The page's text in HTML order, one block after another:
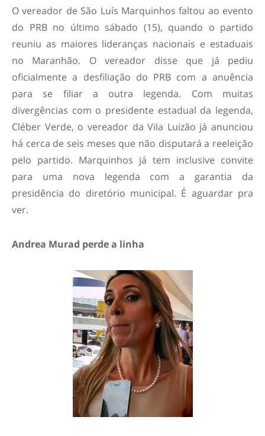
O vereador de São Luís Marquinhos faltou ao evento
do PRB no último sábado (15), quando o partido
reuniu as maiores lideranças nacionais e estaduais
no Maranhão. O vereador disse que já pediu
oficialmente a desfiliação do PRB com a anuência
para se filiar a outra legenda. Com muitas
divergências com o presidente estadual da legenda,
Cléber Verde, o vereador da Vila Luizão já anunciou
há cerca de seis meses que não disputará a reeleição
pelo partido. Marquinhos já tem inclusive convite
para uma nova legenda com a garantia da
presidência do diretório municipal. É aguardar pra
ver.
Andrea Murad perde a linha